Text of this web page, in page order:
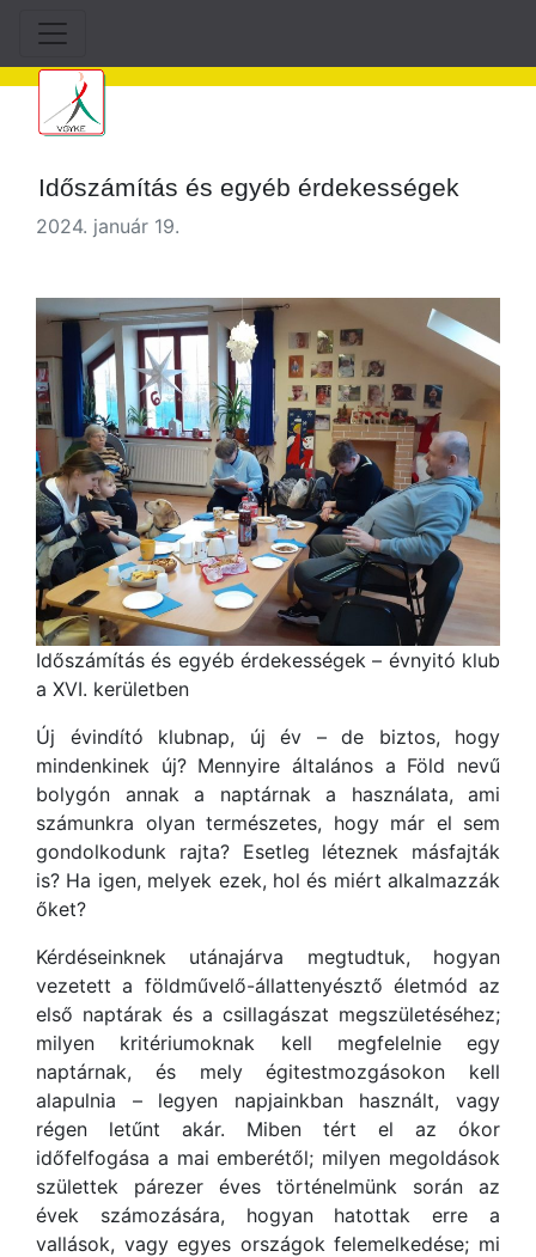
Időszámítás és egyéb érdekességek
2024. január 19.
Időszámítás és egyéb érdekességek – évnyitó klub
a XVI. kerületben
Új évindító klubnap, új év – de biztos, hogy
mindenkinek új? Mennyire általános a Föld nevű
bolygón annak a naptárnak a használata, ami
számunkra olyan természetes, hogy már el sem
gondolkodunk rajta? Esetleg léteznek másfajták
is? Ha igen, melyek ezek, hol és miért alkalmazzák
őket?
Kérdéseinknek utánajárva megtudtuk, hogyan
vezetett a földművelő-állattenyésztő életmód az
első naptárak és a csillagászat megszületéséhez;
milyen kritériumoknak kell megfelelnie egy
naptárnak, és mely égitestmozgásokon kell
alapulnia – legyen napjainkban használt, vagy
régen letűnt akár. Miben tért el az ókor
időfelfogása a mai emberétől; milyen megoldások
születtek párezer éves történelmünk során az
évek számozására, hogyan hatottak erre a
vallások, vagy egyes országok felemelkedése; mi